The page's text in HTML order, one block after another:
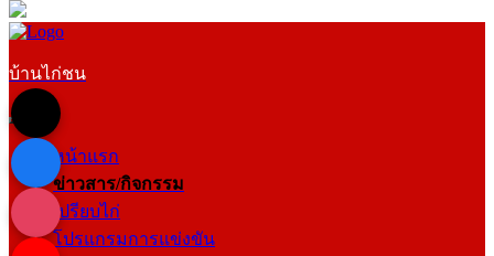
บ้านไก่ชน
หน้าแรก
ข่าวสาร/กิจกรรม
เปรียบไก่
โปรแกรมการแข่งขัน